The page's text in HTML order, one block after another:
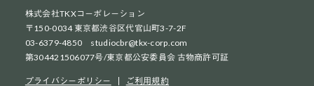
ネット買取 初めての方
株式会社TKXコーポレーション
〒150-0034 東京都渋谷区代官山町3-7-2F
03-6379-4850 studiocbr@tkx-corp.com
第304421506077号/東京都公安委員会 古物商許可証
プライバシーポリシー ご利用規約